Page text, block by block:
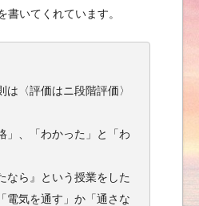
いてくれています。
〈評価はニ段階評価〉
」、「わかった」と「わ
なら』という授業をした
電気を通す」か「通さな